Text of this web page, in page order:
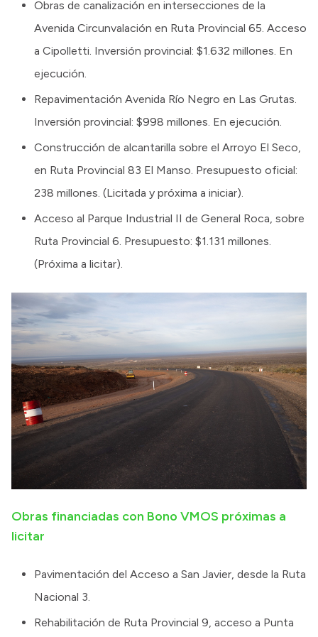
Obras de canalización en intersecciones de la
Avenida Circunvalación en Ruta Provincial 65. Acceso
a Cipolletti. Inversión provincial: $1.632 millones. En
ejecución.
Repavimentación Avenida Río Negro en Las Grutas.
Inversión provincial: $998 millones. En ejecución.
Construcción de alcantarilla sobre el Arroyo El Seco,
en Ruta Provincial 83 El Manso. Presupuesto oficial:
238 millones. (Licitada y próxima a iniciar).
Acceso al Parque Industrial II de General Roca, sobre
Ruta Provincial 6. Presupuesto: $1.131 millones.
(Próxima a licitar).
Obras financiadas con Bono VMOS próximas a
licitar
Pavimentación del Acceso a San Javier, desde la Ruta
Nacional 3.
Rehabilitación de Ruta Provincial 9, acceso a Punta